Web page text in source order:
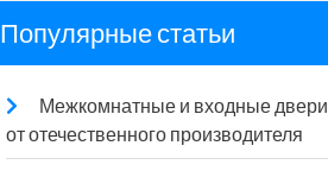
Популярные статьи
Межкомнатные и входные двери
от отечественного производителя